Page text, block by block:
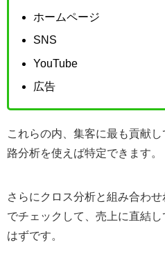
ホームページ
SNS
YouTube
広告
これらの内、集客に最も貢献
路分析を使えば特定できます。
さらにクロス分析と組み合わ
でチェックして、売上に直結
はずです。